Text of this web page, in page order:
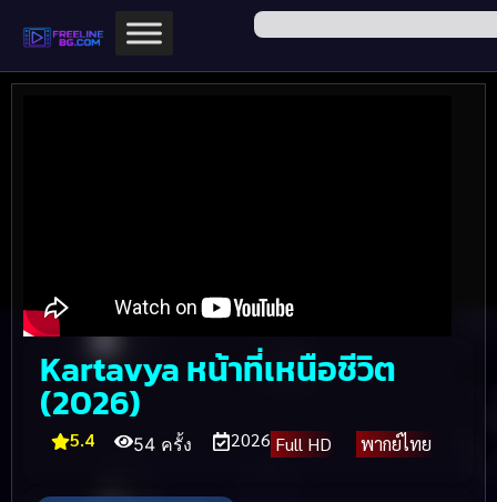
Kartavya หน้าที่เหนือชีวิต
(2026)
5.4 54 ครั้ง 2026 Full HD พากย์ไทย